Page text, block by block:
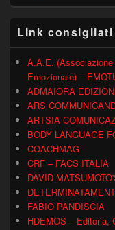
LInk consigliati
A.A.E.
Emozionale) –
ADMAIORA
ARS
ARTSIA
BODY LANGUAGE
COACHMAG
CRF – FACS ITALIA
DAVID
FABIO PANDISCIA
HDEMOS – Editoria,